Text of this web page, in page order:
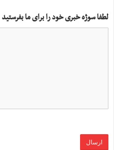
لطفا سوژه خبری خود را برای ما بفرستید